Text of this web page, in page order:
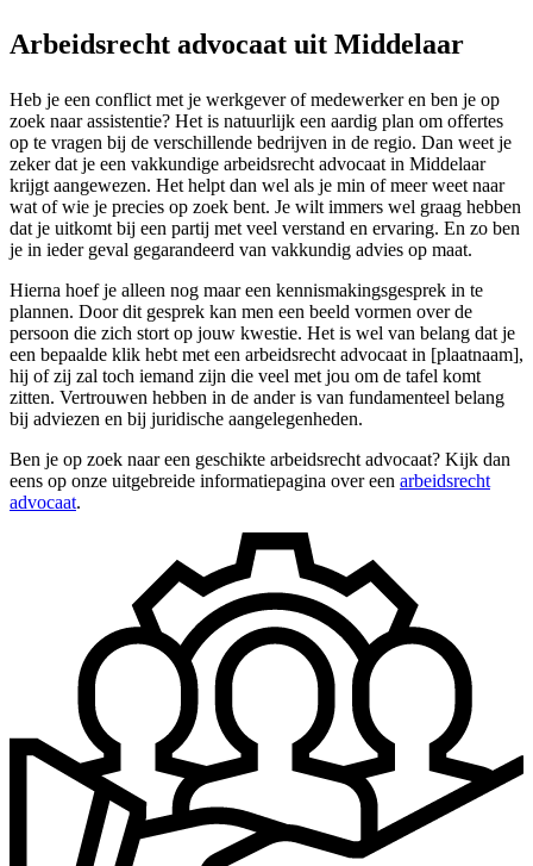
Arbeidsrecht advocaat uit Middelaar
Heb je een conflict met je werkgever of medewerker en ben je op
zoek naar assistentie? Het is natuurlijk een aardig plan om offertes
op te vragen bij de verschillende bedrijven in de regio. Dan weet je
zeker dat je een vakkundige arbeidsrecht advocaat in Middelaar
krijgt aangewezen. Het helpt dan wel als je min of meer weet naar
wat of wie je precies op zoek bent. Je wilt immers wel graag hebben
dat je uitkomt bij een partij met veel verstand en ervaring. En zo ben
je in ieder geval gegarandeerd van vakkundig advies op maat.
Hierna hoef je alleen nog maar een kennismakingsgesprek in te
plannen. Door dit gesprek kan men een beeld vormen over de
persoon die zich stort op jouw kwestie. Het is wel van belang dat je
een bepaalde klik hebt met een arbeidsrecht advocaat in [plaatnaam],
hij of zij zal toch iemand zijn die veel met jou om de tafel komt
zitten. Vertrouwen hebben in de ander is van fundamenteel belang
bij adviezen en bij juridische aangelegenheden.
Ben je op zoek naar een geschikte arbeidsrecht advocaat? Kijk dan
eens op onze uitgebreide informatiepagina over een arbeidsrecht
advocaat.